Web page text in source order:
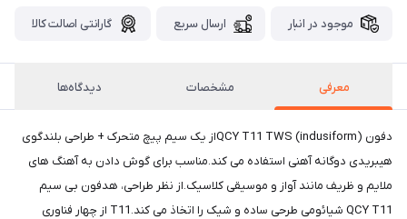
موجود در انبار ارسال سریع گارانتی اصالت کالا
معرفی مشخصات دیدگاه‌ها
دفون QCY T11 TWS (indusiform)از یک سیم پیچ متحرک + طراحی بلندگوی
هیبریدی دوگانه آهنی استفاده می کند.مناسب برای گوش دادن به آهنگ های
ملایم و ظریف مانند آواز و موسیقی کلاسیک.از نظر طراحی، هدفون بی سیم
QCY T11 شیائومی طرحی ساده و شیک را اتخاذ می کند.T11 از چهار فناوری